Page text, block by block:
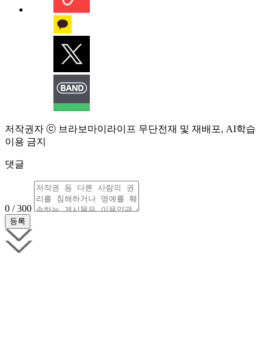
저작권자 ⓒ 브라보마이라이프 무단전재 및 재배포, AI학습
이용 금지
댓글
0 / 300